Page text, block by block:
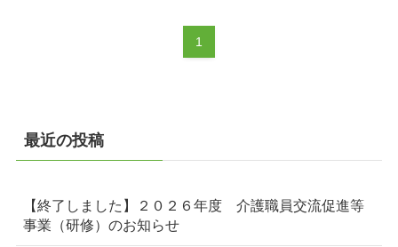
1
最近の投稿
【終了しました】２０２６年度 介護職員交流促進等
事業（研修）のお知らせ